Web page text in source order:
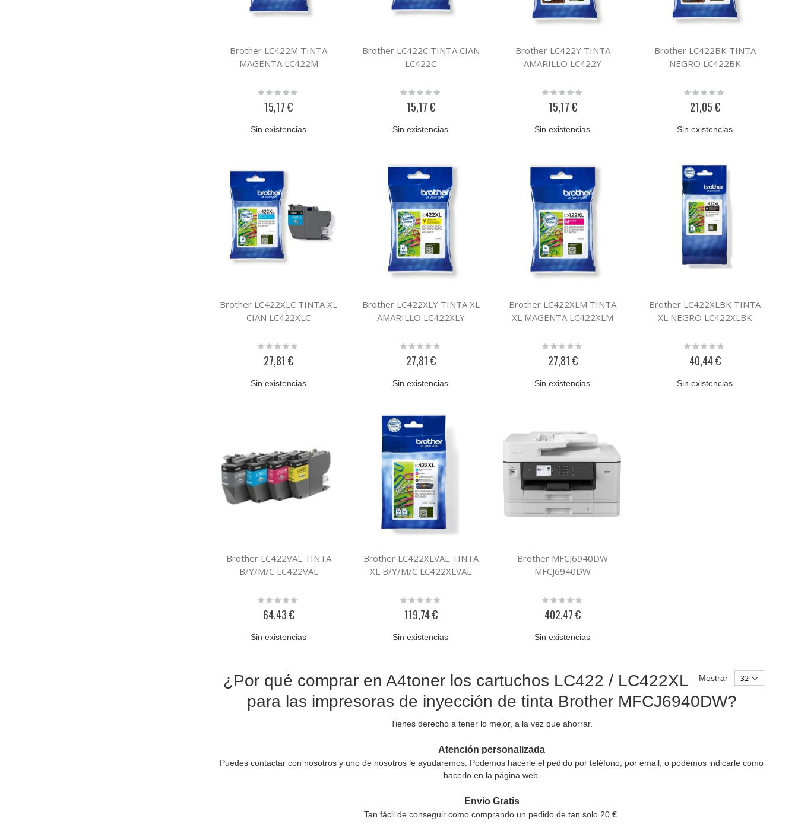
Brother LC422M TINTA
MAGENTA LC422M
Rating:
15,17 €
Sin existencias
Brother LC422C TINTA CIAN
LC422C
Rating:
15,17 €
Sin existencias
Brother LC422Y TINTA
AMARILLO LC422Y
Rating:
15,17 €
Sin existencias
Brother LC422BK TINTA
NEGRO LC422BK
Rating:
21,05 €
Sin existencias
Brother LC422XLC TINTA XL
CIAN LC422XLC
Rating:
27,81 €
Sin existencias
Brother LC422XLY TINTA XL
AMARILLO LC422XLY
Rating:
27,81 €
Sin existencias
Brother LC422XLM TINTA
XL MAGENTA LC422XLM
Rating:
27,81 €
Sin existencias
Brother LC422XLBK TINTA
XL NEGRO LC422XLBK
Rating:
40,44 €
Sin existencias
Brother LC422VAL TINTA
B/Y/M/C LC422VAL
Rating:
64,43 €
Sin existencias
Brother LC422XLVAL TINTA
XL B/Y/M/C LC422XLVAL
Rating:
119,74 €
Sin existencias
Brother MFCJ6940DW
MFCJ6940DW
Rating:
402,47 €
Sin existencias
Mostrar
¿Por qué comprar en A4toner los cartuchos LC422 / LC422XL
para las impresoras de inyección de tinta Brother MFCJ6940DW?
Tienes derecho a tener lo mejor, a la vez que ahorrar.
Atención personalizada
Puedes contactar con nosotros y uno de nosotros le ayudaremos. Podemos hacerle el pedido por teléfono, por email, o podemos indicarle como
hacerlo en la página web.
Envío Gratis
Tan fácil de conseguir como comprando un pedido de tan solo 20 €.